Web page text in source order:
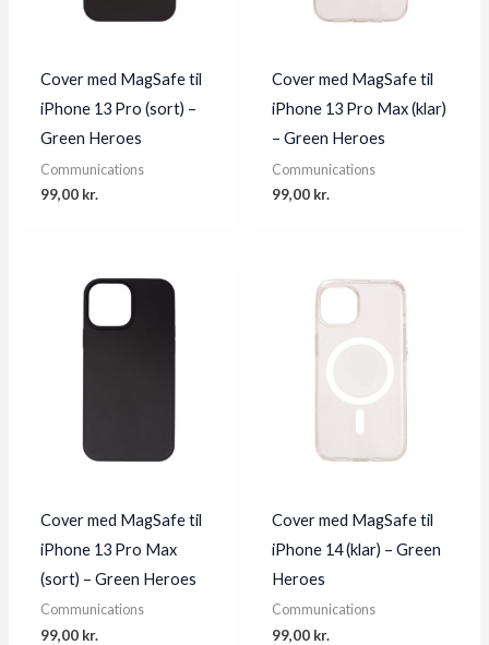
Cover med MagSafe til
iPhone 13 Pro (sort) –
Green Heroes
Communications
99,00 kr.
Cover med MagSafe til
iPhone 13 Pro Max (klar)
– Green Heroes
Communications
99,00 kr.
Cover med MagSafe til
iPhone 13 Pro Max
(sort) – Green Heroes
Communications
99,00 kr.
Cover med MagSafe til
iPhone 14 (klar) – Green
Heroes
Communications
99,00 kr.